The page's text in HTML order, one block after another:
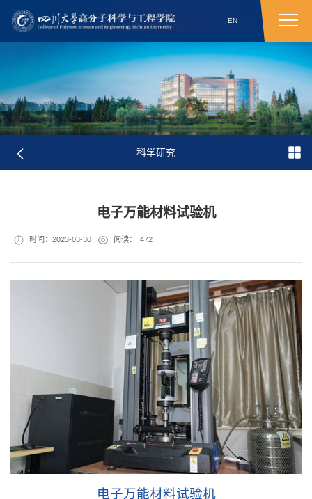
EN
科学研究
电子万能材料试验机
时间：2023-03-30 阅读： 472
电子万能材料试验机